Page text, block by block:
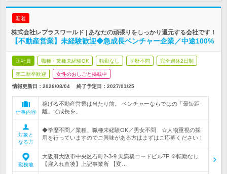
新着
株式会社レプラスワールド | あなたの頑張りをしっかり還元する会社です！
【不動産営業】未経験歓迎◆急成長ベンチャー企業／中途100%
正社員 職種・業種未経験OK 転勤なし 学歴不問 完全週休2日制
第二新卒歓迎 女性のおしごと掲載中
情報更新日：2026/08/04 終了予定日： 2027/01/25
仕事内容
稼げる不動産営業は当たり前。 ベンチャーならではの「最短距
離」で成長を。
対象と
なる方
◆学歴不問／業種、職種未経験OK／男女不問 ☆人物重視の採
用を行っていますのでご興味がある方はまずはご応募ください！
勤務地
大阪府大阪市中央区石町2-3-9 天満橋コードビル7F ※転勤なし
【雇入れ直後】上記事業所 【変…